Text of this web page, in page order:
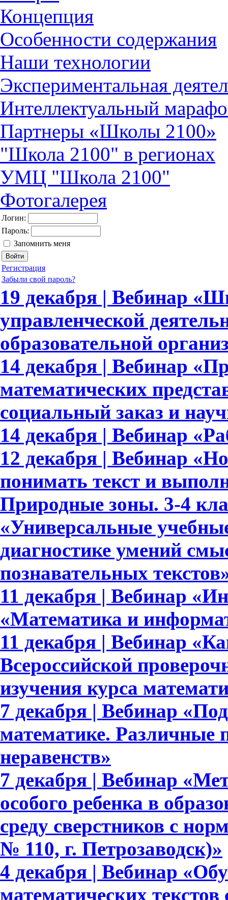
Концепция
Особенности содержания
Наши технологии
Экспериментальная
Интеллектуальный
Партнеры «Школы 2100»
"Школа 2100" в регионах
УМЦ "Школа 2100"
Фотогалерея
Логин:
Пароль:
Запомнить меня
Регистрация
Забыли свой пароль?
19 декабря | Вебинар
управленческой
образовательной
14 декабря | Вебинар
математических
социальный заказ и
14 декабря | Вебинар
12 декабря | Вебинар
понимать текст и
Природные зоны. 3-4
«Универсальные
диагностике умений
познавательных
11 декабря | Вебинар
«Математика и
11 декабря | Вебинар
Всероссийской
изучения курса
7 декабря | Вебинар
математике. Различные
неравенств»
7 декабря | Вебинар
особого ребенка в
среду сверстников с
№ 110, г. Петрозаводск)»
4 декабря | Вебинар
математических